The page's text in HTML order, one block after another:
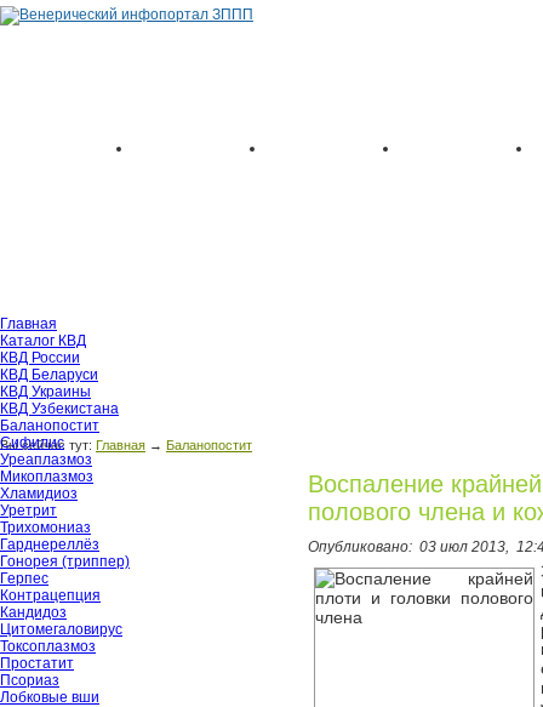
Главная
Каталог КВД
КВД России
КВД Беларуси
КВД Украины
КВД Узбекистана
Баланопостит
Сифилис
Уреаплазмоз
Микоплазмоз
Хламидиоз
Уретрит
Трихомониаз
Гарднереллёз
Гонорея (триппер)
Герпес
Контрацепция
Кандидоз
Цитомегаловирус
Токсоплазмоз
Простатит
Псориаз
Лобковые вши
Вы сейчас тут: Главная → Баланопостит
Воспаление
полового члена и
Опубликовано: 03 июл 2013,